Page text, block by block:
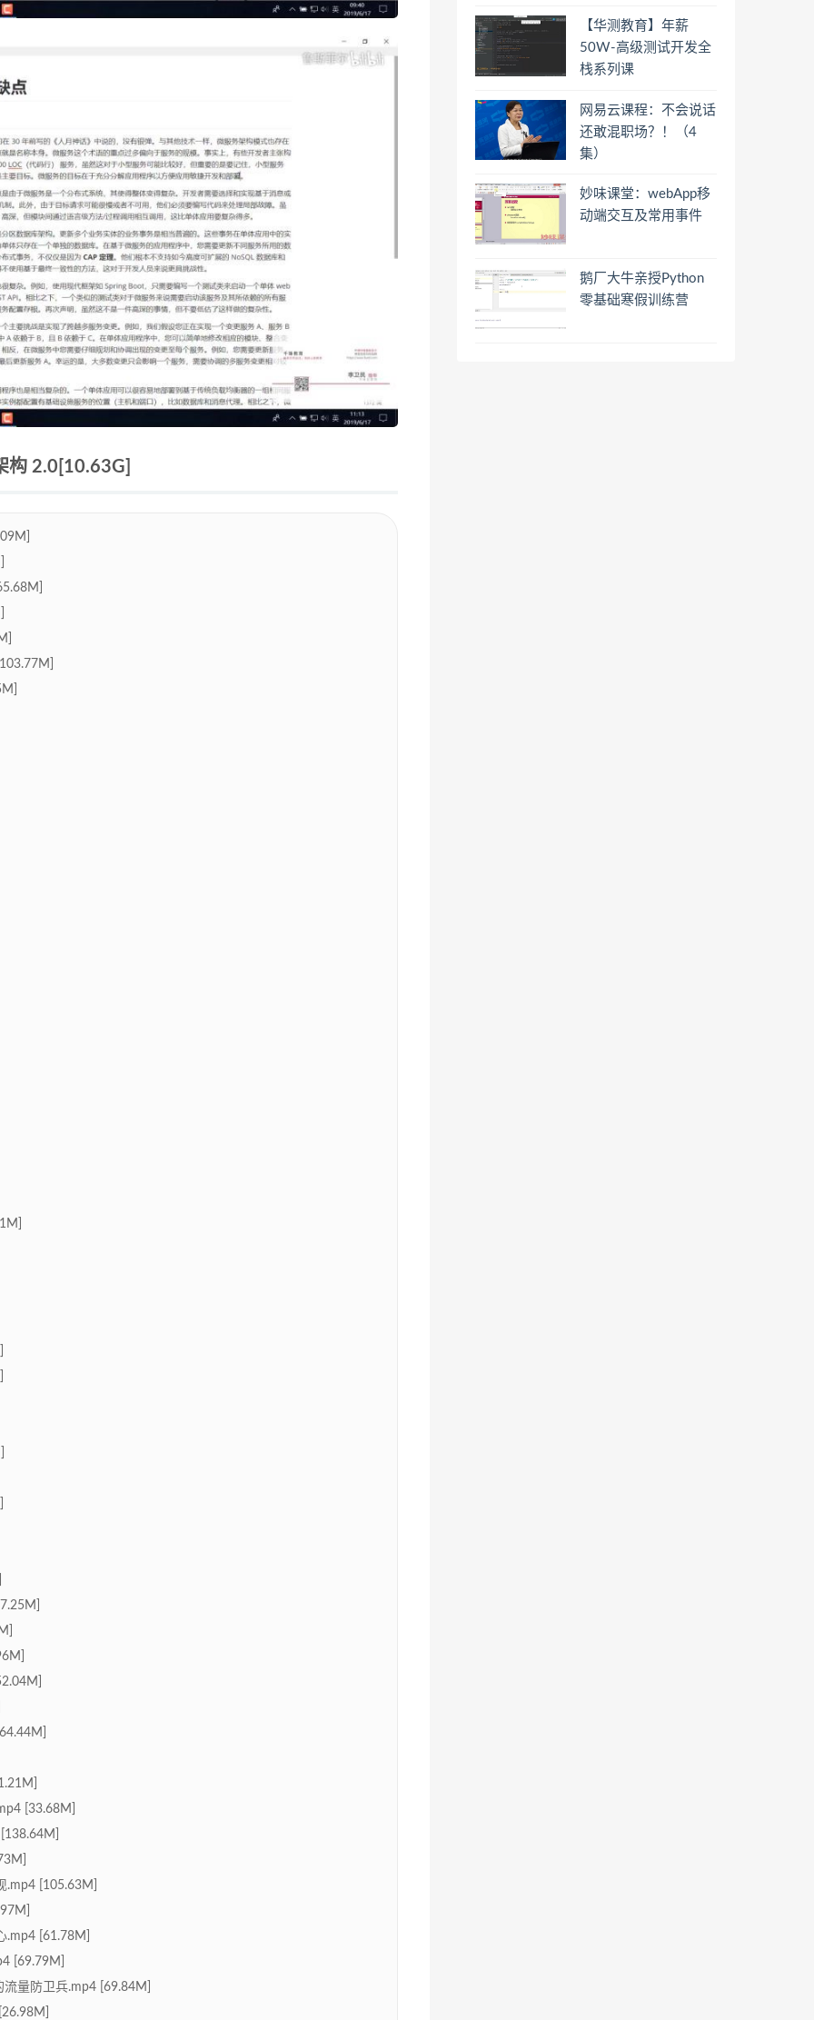
构 2.0[10.63G]
[33.68M]
.mp4 [105.63M]
.mp4 [61.78M]
[69.79M]
量防卫兵.mp4 [69.84M]
【华测教育】年薪
50W-高级测试开发全
栈系列课
网易云课程：不会说话
还敢混职场？！（4
集）
妙味课堂：webApp移
动端交互及常用事件
鹅厂大牛亲授Python
零基础寒假训练营